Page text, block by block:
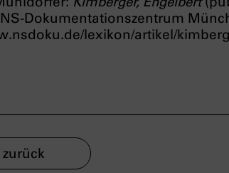
Dokumentationszentrum
lexikon/artikel/
zurück